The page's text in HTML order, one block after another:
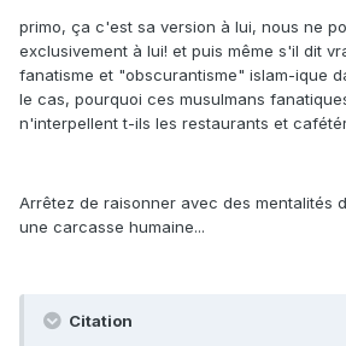
primo, ça c'est sa version à lui, nous ne
exclusivement à lui! et puis même s'il dit
fanatisme et "obscurantisme" islam-ique
le cas, pourquoi ces musulmans
n'interpellent t-ils les restaurants et
Arrêtez de raisonner avec des mentalités
une carcasse humaine...
Citation